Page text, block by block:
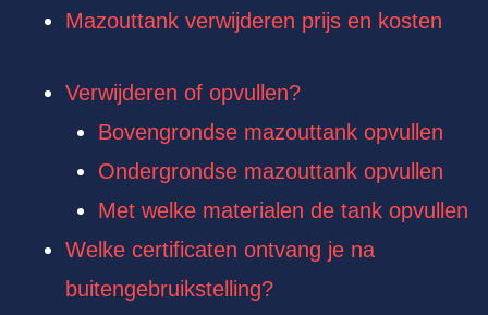
Mazouttank verwijderen prijs en kosten
Verwijderen of opvullen?
Bovengrondse mazouttank opvullen
Ondergrondse mazouttank opvullen
Met welke materialen de tank opvullen
Welke certificaten ontvang je na
buitengebruikstelling?